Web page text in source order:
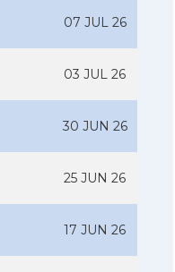
07 JUL 26
03 JUL 26
30 JUN 26
25 JUN 26
17 JUN 26